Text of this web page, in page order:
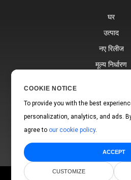
घर
उत्पाद
नए रिलीज
मूल्य निर्धारण
ब्लॉग
COOKIE NOTICE
To provide you with the best
personalization, analytics, and ads.
agree to our cookie policy.
ACCEPT
CUSTOMIZE